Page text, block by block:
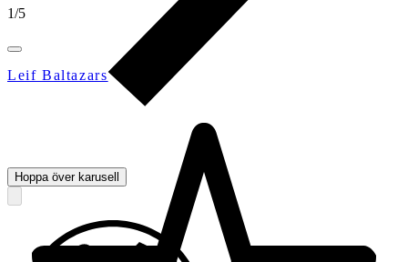
1/5
Leif Baltazars
Hoppa över karusell